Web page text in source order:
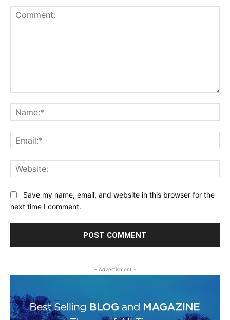
Save my name, email, and website in this browser for the
next time I comment.
- Advertisment -